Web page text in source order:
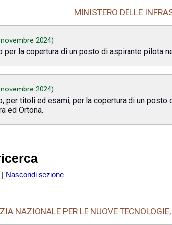
MINISTERO DELLE
novembre 2024)
per la copertura di un posto di aspirante pilota
novembre 2024)
per titoli ed esami, per la copertura di un
ed Ortona.
| Nascondi sezione
NAZIONALE PER LE NUOVE